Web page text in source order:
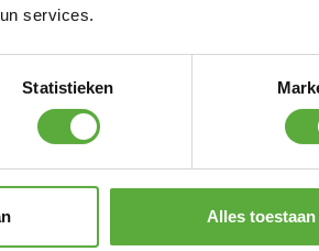
services.
Statistieken
Alles toestaan
tuinstoel incl. kussen Olive